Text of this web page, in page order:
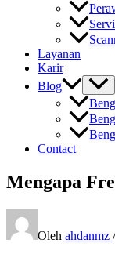
Layanan
Karir
Blog
Contact
Mengapa
Oleh ahdanmz